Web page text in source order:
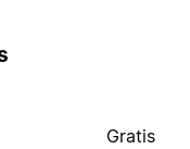
Gratis